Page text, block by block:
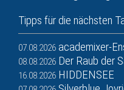
Tipps für die nächsten
07.08.2026 academixer-
08.08.2026 Der Raub der
16.08.2026 HIDDENSEE